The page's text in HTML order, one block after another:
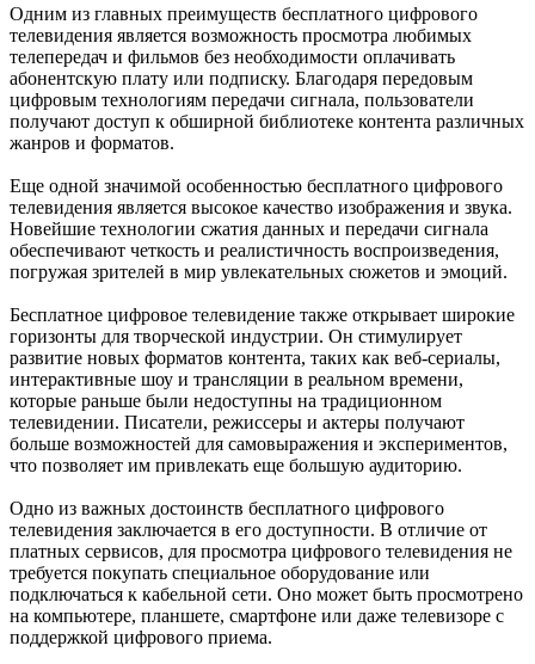
Одним из главных преимуществ бесплатного цифрового
телевидения является возможность просмотра любимых
телепередач и фильмов без необходимости оплачивать
абонентскую плату или подписку. Благодаря передовым
цифровым технологиям передачи сигнала, пользователи
получают доступ к обширной библиотеке контента различных
жанров и форматов.
Еще одной значимой особенностью бесплатного цифрового
телевидения является высокое качество изображения и звука.
Новейшие технологии сжатия данных и передачи сигнала
обеспечивают четкость и реалистичность воспроизведения,
погружая зрителей в мир увлекательных сюжетов и эмоций.
Бесплатное цифровое телевидение также открывает широкие
горизонты для творческой индустрии. Он стимулирует
развитие новых форматов контента, таких как веб-сериалы,
интерактивные шоу и трансляции в реальном времени,
которые раньше были недоступны на традиционном
телевидении. Писатели, режиссеры и актеры получают
больше возможностей для самовыражения и экспериментов,
что позволяет им привлекать еще большую аудиторию.
Одно из важных достоинств бесплатного цифрового
телевидения заключается в его доступности. В отличие от
платных сервисов, для просмотра цифрового телевидения не
требуется покупать специальное оборудование или
подключаться к кабельной сети. Оно может быть просмотрено
на компьютере, планшете, смартфоне или даже телевизоре с
поддержкой цифрового приема.